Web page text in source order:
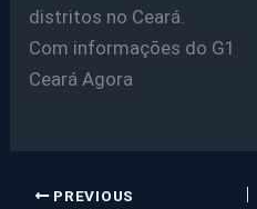
distritos no Ceará.
Com informações do G1
Ceará Agora
PREVIOUS